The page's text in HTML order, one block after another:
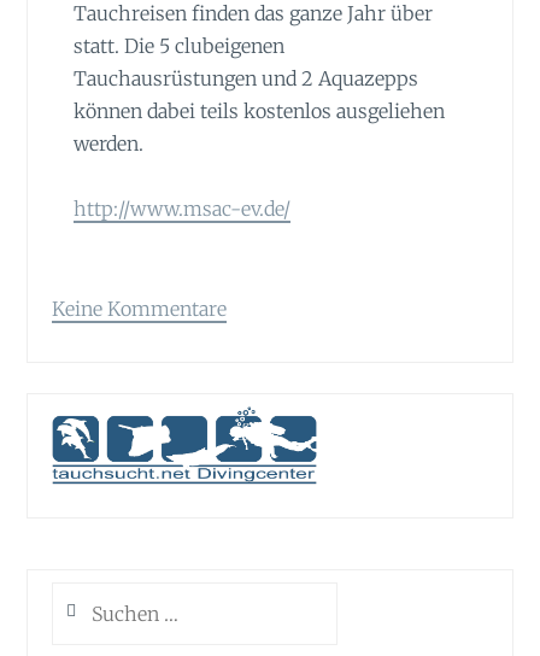
Tauchreisen finden das ganze Jahr über
statt. Die 5 clubeigenen
Tauchausrüstungen und 2 Aquazepps
können dabei teils kostenlos ausgeliehen
werden.
http://www.msac-ev.de/
Keine Kommentare
nach: